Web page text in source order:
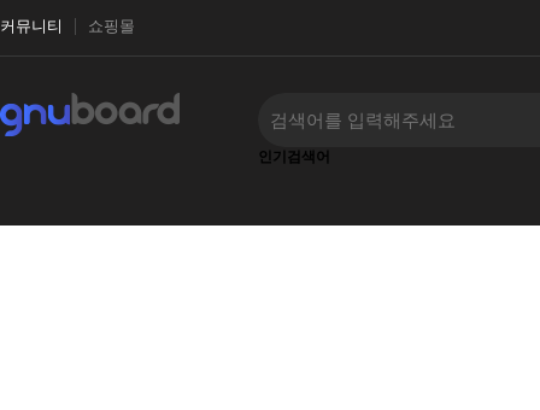
커뮤니티 쇼핑몰
인기검색어